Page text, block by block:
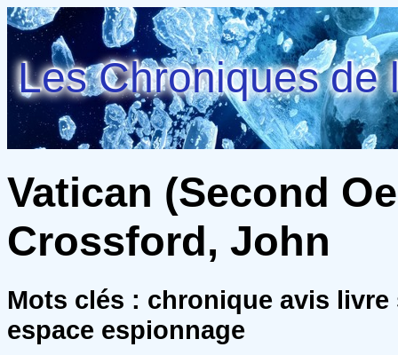
Les Chroniques de
Vatican (Second
Crossford, John
Mots clés : chronique avis
espace espionnage